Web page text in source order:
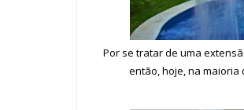
Por se tratar de uma
então, hoje, na maioria